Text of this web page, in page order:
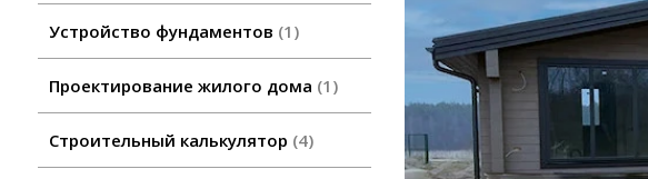
Устройство фундаментов 1
Проектирование жилого дома 1
Строительный калькулятор 4